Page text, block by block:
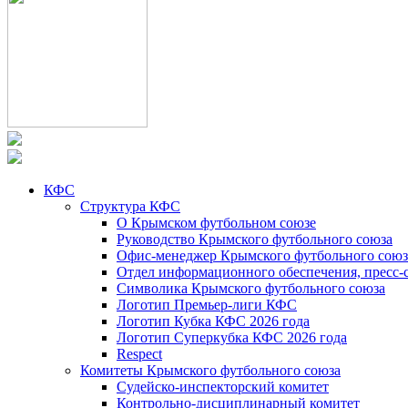
КФС
Структура КФС
О Крымском футбольном союзе
Руководство Крымского футбольного союза
Офис-менеджер Крымского футбольного
Отдел информационного обеспечения, пресс-
Символика Крымского футбольного союза
Логотип Премьер-лиги КФС
Логотип Кубка КФС 2026 года
Логотип Суперкубка КФС 2026 года
Respect
Комитеты Крымского футбольного союза
Судейско-инспекторский комитет
Контрольно-дисциплинарный комитет